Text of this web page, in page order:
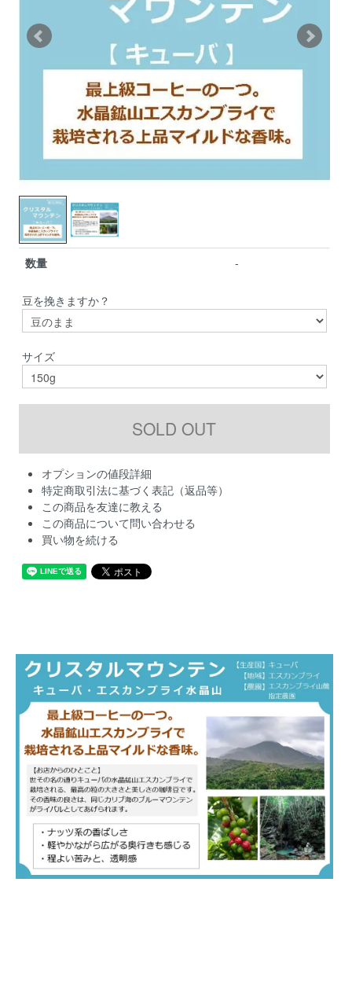
数量 -
豆を挽きますか？
サイズ
オプションの値段詳細
特定商取引法に基づく表記（返品等）
この商品を友達に教える
この商品について問い合わせる
買い物を続ける